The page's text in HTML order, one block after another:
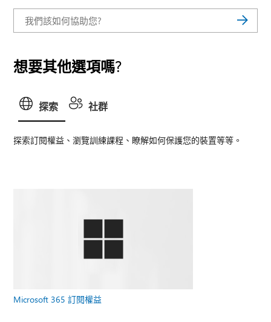
想要其他選項嗎?
探索 社群
探索訂閱權益、瀏覽訓練課程、瞭解如何保護您的裝置等等。
Microsoft 365 訂閱權益